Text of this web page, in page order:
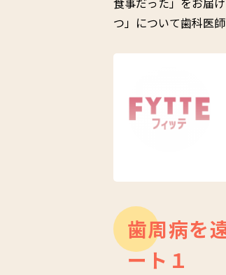
つ」について歯科医
歯周病を
ート１